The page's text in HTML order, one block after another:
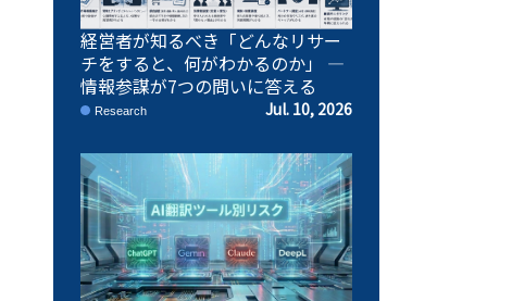
経営者が知るべき「どんなリサー
チをすると、何がわかるのか」 ―
情報参謀が7つの問いに答える
Research Jul. 10, 2026